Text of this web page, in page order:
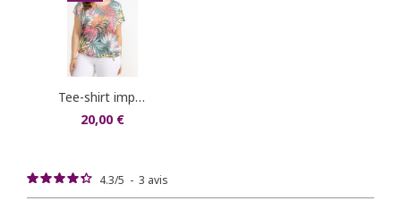
tee-shirt imprimé palmes
20,00 €
4.3/5 - 3 avis